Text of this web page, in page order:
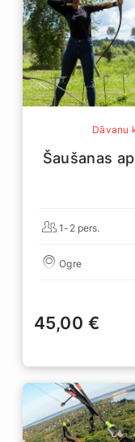
Dāvanu
Šaušanas
1-2 pers.
Ogre
45,00 €